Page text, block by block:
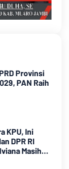
Provinsi
PAN Raih
KPU, Ini
DPR RI
Masih